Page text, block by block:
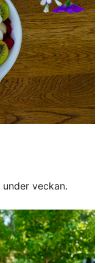
under veckan.